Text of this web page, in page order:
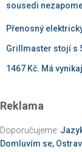
sousedi
Přenosný
Grillmaster stojí s
1467 Kč. Má
Reklama
Doporučujeme:
Domluvím se,